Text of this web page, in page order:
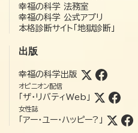
幸福の科学 法務室
幸福の科学 公式アプリ
本格診断サイト「地獄診断」
出版
幸福の科学出版
オピニオン配信
「ザ・リバティWeb」
女性誌
「アー・ユー・ハッピー?」